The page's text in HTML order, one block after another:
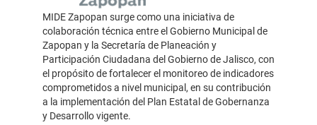
MIDE Zapopan surge como una iniciativa de
colaboración técnica entre el Gobierno Municipal de
Zapopan y la Secretaría de Planeación y
Participación Ciudadana del Gobierno de Jalisco, con
el propósito de fortalecer el monitoreo de indicadores
comprometidos a nivel municipal, en su contribución
a la implementación del Plan Estatal de Gobernanza
y Desarrollo vigente.